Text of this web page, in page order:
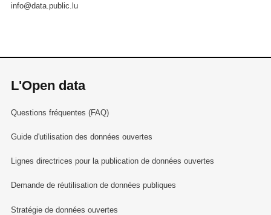
info@data.public.lu
L'Open data
Questions fréquentes (FAQ)
Guide d'utilisation des données ouvertes
Lignes directrices pour la publication de données ouvertes
Demande de réutilisation de données publiques
Stratégie de données ouvertes